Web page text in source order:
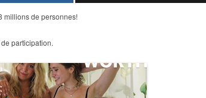
millions de personnes!
participation.